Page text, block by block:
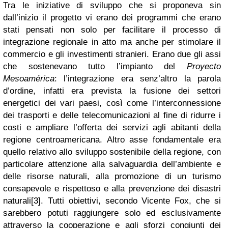
Tra le iniziative di sviluppo che si proponeva sin
dall’inizio il progetto vi erano dei programmi che erano
stati pensati non solo per facilitare il processo di
integrazione regionale in atto ma anche per stimolare il
commercio e gli investimenti stranieri. Erano due gli assi
che sostenevano tutto l’impianto del Proyecto
Mesoamérica: l’integrazione era senz’altro la parola
d’ordine, infatti era prevista la fusione dei settori
energetici dei vari paesi, così come l’interconnessione
dei trasporti e delle telecomunicazioni al fine di ridurre i
costi e ampliare l’offerta dei servizi agli abitanti della
regione centroamericana. Altro asse fondamentale era
quello relativo allo sviluppo sostenibile della regione, con
particolare attenzione alla salvaguardia dell’ambiente e
delle risorse naturali, alla promozione di un turismo
consapevole e rispettoso e alla prevenzione dei disastri
naturali[3]. Tutti obiettivi, secondo Vicente Fox, che si
sarebbero potuti raggiungere solo ed esclusivamente
attraverso la cooperazione e agli sforzi congiunti dei